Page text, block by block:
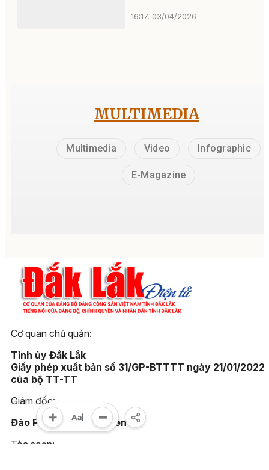
16:17, 03/04/2026
MULTIMEDIA
Multimedia Video Infographic
E-Magazine
Cơ quan chủ quản:
Tỉnh ủy Đắk Lắk
Giấy phép xuất bản số 31/GP-BTTTT ngày 21/01/2022
của bộ TT-TT
Giám đốc:
Đào Phạm Hoàng Quyên
Tòa soạn: